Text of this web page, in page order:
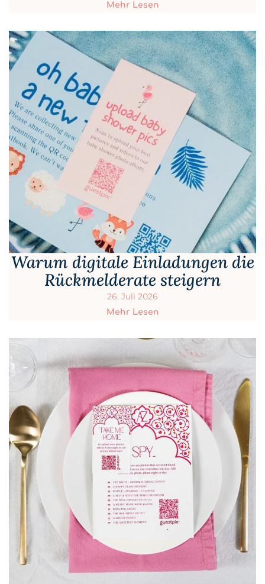
Mehr Lesen
Warum digitale Einladungen die
Rückmelderate steigern
26. Juli 2026
Mehr Lesen